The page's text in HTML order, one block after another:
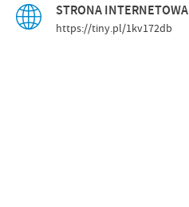
STRONA INTERNETOWA
https://tiny.pl/1kv172db